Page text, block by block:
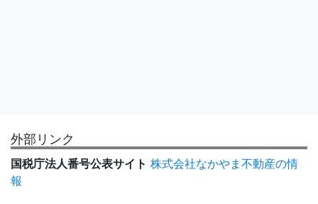
外部リンク
国税庁法人番号公表サイト 株式会社なかやま不動産の情
報